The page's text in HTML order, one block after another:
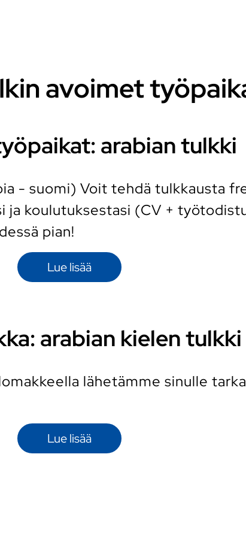
avoimet
arabian tulkki
- suomi) Voit tehdä tulkkausta
ja koulutuksestasi (CV +
pian!
Lue lisää
arabian kielen tulkki
lähetämme sinulle
Lue lisää